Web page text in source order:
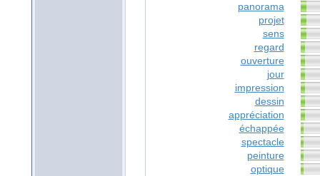
panorama
projet
sens
regard
ouverture
jour
impression
dessin
appréciation
échappée
spectacle
peinture
optique